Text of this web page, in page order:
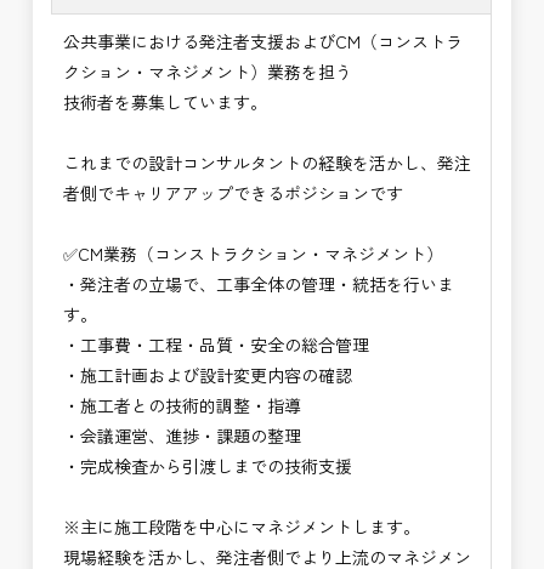
✅CM業務の魅力
・発注者の立場で工事全体をコントロールできるや
りがい
のマネジメント業務に関われる
・品質・工程・コストを総合的に判断する高度な技
・公共インフラ整備を支える社会貢献性の高い仕事
・管理技術者として年収アップ・安定したキャリア
→ 建設コンサル経験を次のステージへ高められ
る仕事
⭐＝＝お祝い金100,000円＝＝⭐
※お祝い金の支給条件は、入社より3ヶ月経過され
た方が対象となります。
その他支給条件の詳細については、問い合わせくだ
■勤務地について、ご希望のある方は別途ご相談く
国土交通省、地方自治体
（東北地方、関東地方、中部地方、近畿地方など）
■発注者支援業務＜希望する業務をお選びくださ
い。＞
・＜急募＞工事監督支援業務
・＜急募＞資料作成業務
・NEXCO（ネクスコ）施工管理
・NEXCO（ネクスコ）点検業務
・電気工事監督支援業務
公共事業における発注者支援およびCM（コンストラ
クション・マネジメント）業務を担う
技術者を募集しています。
これまでの設計コンサルタントの経験を活かし、発注
者側でキャリアアップできるポジションです
✅CM業務（コンストラクション・マネジメント）
・発注者の立場で、工事全体の管理・統括を行いま
す。
・工事費・工程・品質・安全の総合管理
・施工計画および設計変更内容の確認
・施工者との技術的調整・指導
・会議運営、進捗・課題の整理
・完成検査から引渡しまでの技術支援
※主に施工段階を中心にマネジメントします。
現場経験を活かし、発注者側でより上流のマネジメン